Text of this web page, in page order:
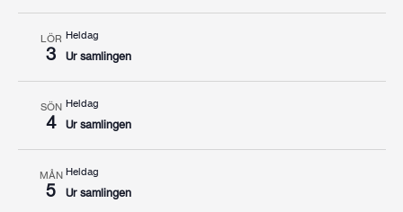
LÖR
3
Heldag
Ur samlingen
SÖN
4
Heldag
Ur samlingen
MÅN
5
Heldag
Ur samlingen